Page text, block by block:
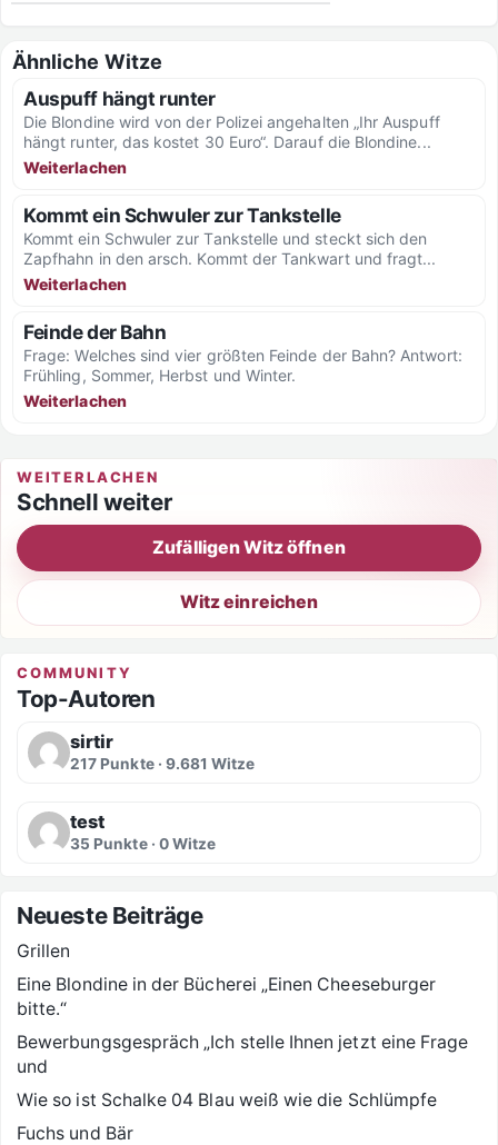
Ähnliche Witze
Auspuff hängt runter
Die Blondine wird von der Polizei angehalten „Ihr Auspuff
hängt runter, das kostet 30 Euro“. Darauf die Blondine...
Weiterlachen
Kommt ein Schwuler zur Tankstelle
Kommt ein Schwuler zur Tankstelle und steckt sich den
Zapfhahn in den arsch. Kommt der Tankwart und fragt...
Weiterlachen
Feinde der Bahn
Frage: Welches sind vier größten Feinde der Bahn? Antwort:
Frühling, Sommer, Herbst und Winter.
Weiterlachen
WEITERLACHEN
Schnell weiter
Zufälligen Witz öffnen
Witz einreichen
COMMUNITY
Top-Autoren
sirtir
217 Punkte · 9.681 Witze
test
35 Punkte · 0 Witze
Neueste Beiträge
Grillen
Eine Blondine in der Bücherei „Einen Cheeseburger
bitte.“
Bewerbungsgespräch „Ich stelle Ihnen jetzt eine Frage
und
Wie so ist Schalke 04 Blau weiß wie die Schlümpfe
Fuchs und Bär